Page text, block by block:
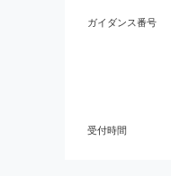
ガイダンス番号
受付時間